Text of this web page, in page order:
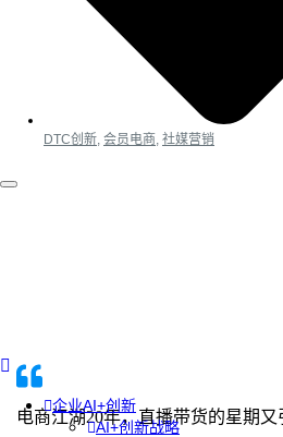
企业AI+创新
AI+创新战略
DTC创新 会员电商 社媒营销
电商江湖20年，直播带货的星期